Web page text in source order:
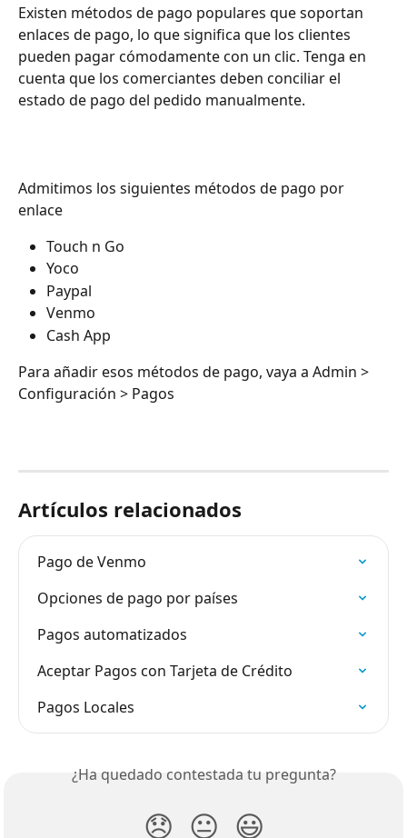
Existen métodos de pago populares que soportan
enlaces de pago, lo que significa que los clientes
pueden pagar cómodamente con un clic. Tenga en
cuenta que los comerciantes deben conciliar el
estado de pago del pedido manualmente.
Admitimos los siguientes métodos de pago por
enlace
Touch n Go
Yoco
Paypal
Venmo
Cash App
Para añadir esos métodos de pago, vaya a Admin >
Configuración > Pagos
Artículos relacionados
Pago de Venmo
Opciones de pago por países
Pagos automatizados
Aceptar Pagos con Tarjeta de Crédito
Pagos Locales
¿Ha quedado contestada tu pregunta?
😞 😐 😃